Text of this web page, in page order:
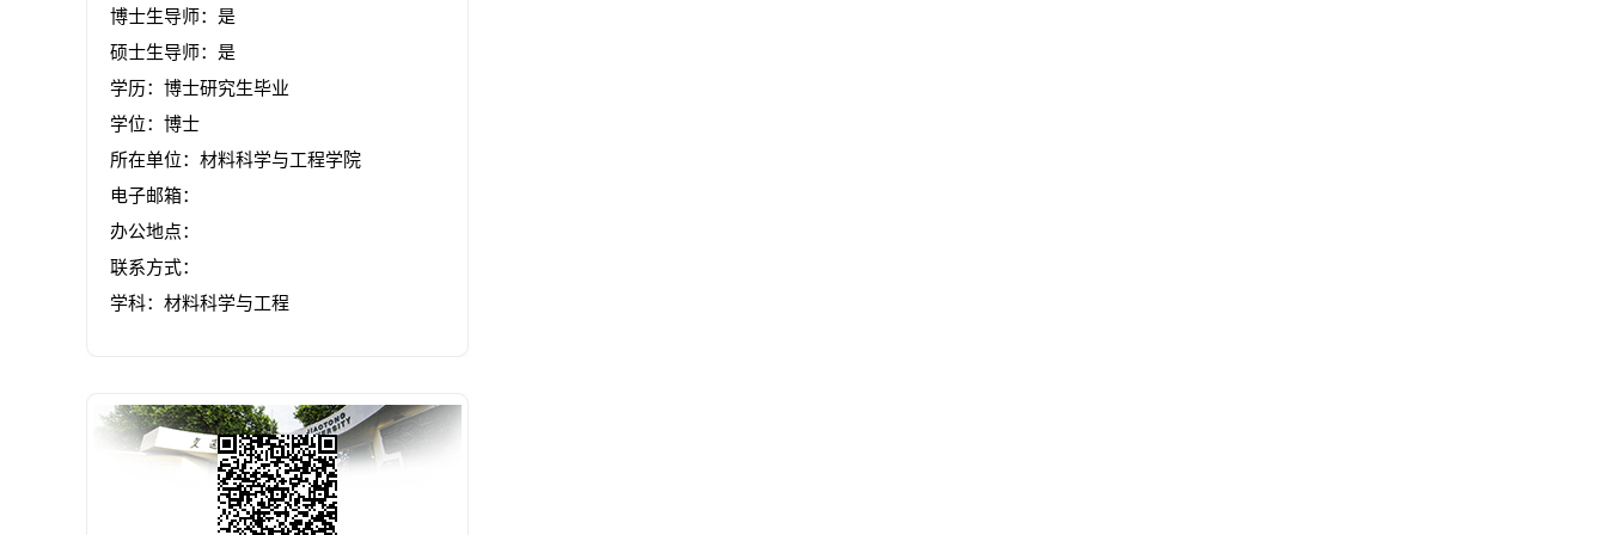
博士生导师：是
硕士生导师：是
学历：博士研究生毕业
学位：博士
所在单位：材料科学与工程学院
电子邮箱：
办公地点：
联系方式：
学科：材料科学与工程